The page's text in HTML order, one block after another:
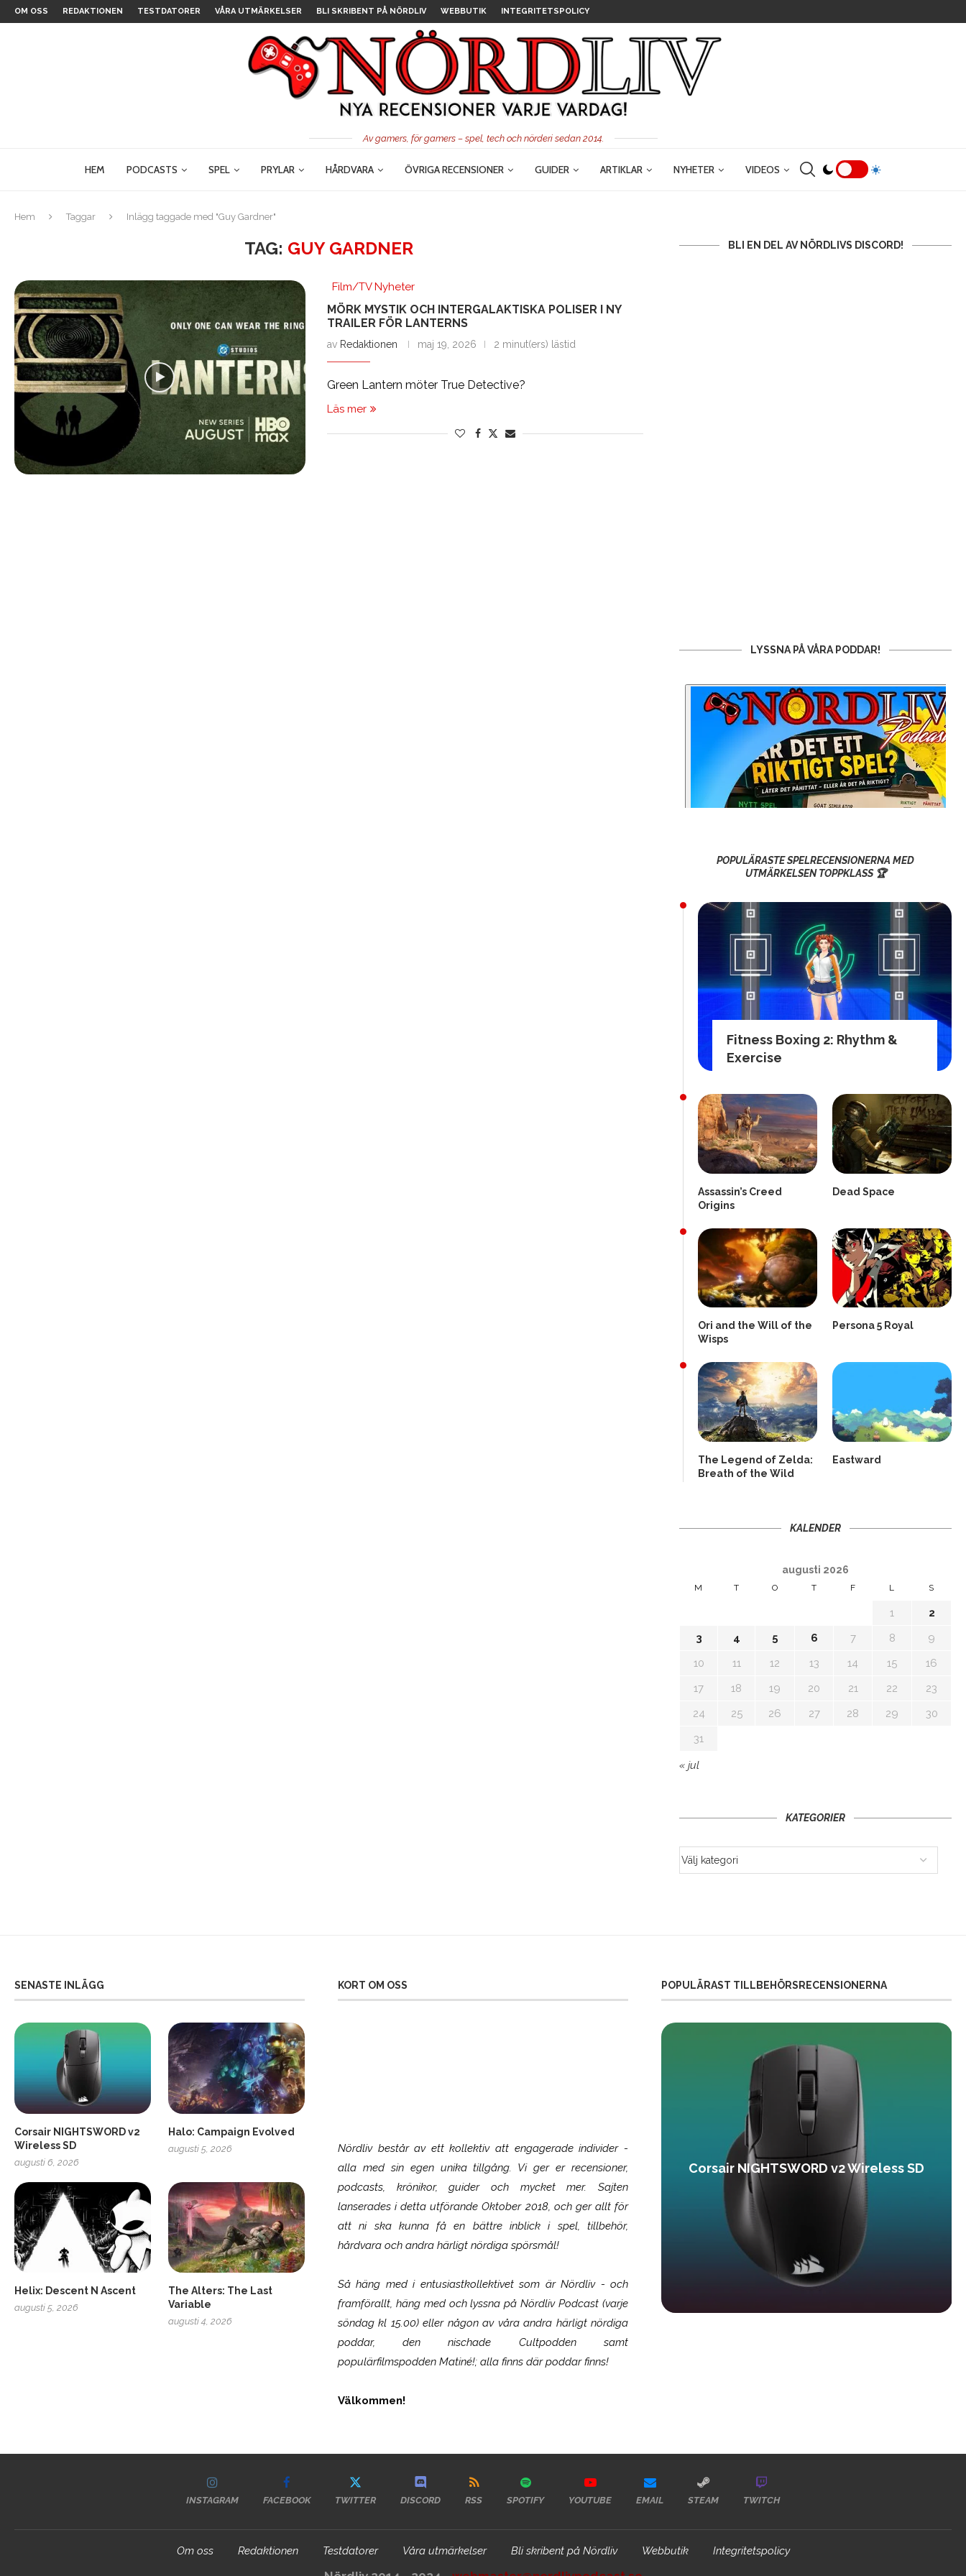
OM OSS REDAKTIONEN TESTDATORER VÅRA UTMÄRKELSER BLI SKRIBENT PÅ NÖRDLIV WEBBUTIK INTEGRITETSPOLICY
Av gamers, för gamers – spel, tech och nörderi sedan 2014.
HEM PODCASTS SPEL PRYLAR HÅRDVARA ÖVRIGA RECENSIONER GUIDER ARTIKLAR NYHETER VIDEOS
Hem Taggar Inlägg taggade med "Guy Gardner"
TAG: GUY GARDNER
Film/TV Nyheter
MÖRK MYSTIK OCH INTERGALAKTISKA POLISER I NY
TRAILER FÖR LANTERNS
av Redaktionen maj 19, 2026 2 minut(ers) lästid
Green Lantern möter True Detective?
Läs mer
BLI EN DEL AV NÖRDLIVS DISCORD!
LYSSNA PÅ VÅRA PODDAR!
POPULÄRASTE SPELRECENSIONERNA MED
UTMÄRKELSEN TOPPKLASS 🏆
Fitness Boxing 2: Rhythm &
Exercise
Assassin’s Creed
Origins
Dead Space
Ori and the Will of the
Wisps
Persona 5 Royal
The Legend of Zelda:
Breath of the Wild
Eastward
KALENDER
augusti 2026
M T O T F L S
1
2
3
4 5 6 7 8
9
10
11 12 13 14 15
16
17
18 19 20 21 22
23
24
25 26 27 28 29
30
31
« jul
KATEGORIER
SENASTE INLÄGG
Corsair NIGHTSWORD v2
Wireless SD
augusti 6, 2026
Halo: Campaign Evolved
augusti 5, 2026
Helix: Descent N Ascent
augusti 5, 2026
The Alters: The Last
Variable
augusti 4, 2026
KORT OM OSS
Nördliv består av ett kollektiv att engagerade individer -
alla med sin egen unika tillgång. Vi ger er recensioner,
podcasts, krönikor, guider och mycket mer. Sajten
lanserades i detta utförande Oktober 2018, och ger allt för
att ni ska kunna få en bättre inblick i spel, tillbehör,
hårdvara och andra härligt nördiga spörsmål!
Så häng med i entusiastkollektivet som ärNördliv- och
framförallt, häng med och lyssna på Nördliv Podcast (varje
söndag kl 15.00) eller någon av våra andra härligt nördiga
poddar, den nischade Cultpodden samt
populärfilmspodden Matiné!; alla finns där poddar finns!
Välkommen!
POPULÄRAST TILLBEHÖRSRECENSIONERNA
SCUF Gaming Omega Corsair NIGHTSWORD v2 Wireless SD
INSTAGRAM FACEBOOK TWITTER DISCORD RSS SPOTIFY YOUTUBE EMAIL STEAM TWITCH
Om oss Redaktionen Testdatorer Våra utmärkelser Bli skribent på Nördliv Webbutik Integritetspolicy